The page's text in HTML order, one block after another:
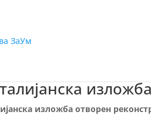
изложба отворен